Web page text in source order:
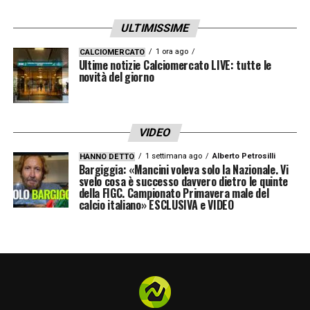
«No, finiremo prima il campionato e dopo
vedremo»
Ricci (accostato a
«Guarda…io di mercato oggi non voglio
parlare. Parlo volentieri della partita, ma di
mercato al momento giusto. Aspettiamo,
ULTIMISSIME
CALCIOMERCATO 1 ora ago
Ultime notizie Calciomercato LIVE: tutte le
novità del giorno
VIDEO
HANNO DETTO 1 settimana ago Alberto Petrosilli
Bargiggia: «Mancini voleva solo la Nazionale. Vi
svelo cosa è successo davvero dietro le quinte
della FIGC. Campionato Primavera male del
calcio italiano» ESCLUSIVA e VIDEO